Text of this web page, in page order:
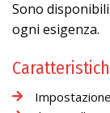
Sono
ogni esigenza.